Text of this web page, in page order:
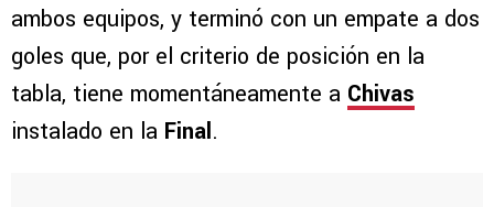
ambos equipos, y terminó con un empate a dos
goles que, por el criterio de posición en la
tabla, tiene momentáneamente a Chivas
instalado en la Final.